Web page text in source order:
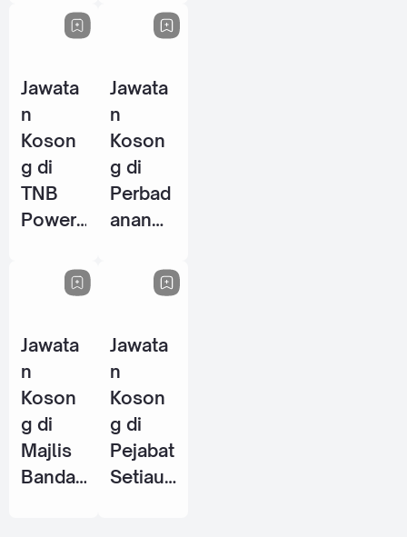
Pekerja
Lelaki
Malays
ia
(TH) -
2026
Jawata
n
Koson
g di
TNB
Power
Jun
2026
Jawata
n
Koson
g di
Perbad
anan
takaan
Awam
Perak
(PPANP
k) - 1
Jun
2026
Jawata
n
Koson
g di
Majlis
Bandar
Jawata
n
Koson
g di
Pejabat
Setiaus